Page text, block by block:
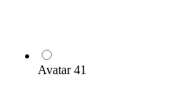
Avatar 41